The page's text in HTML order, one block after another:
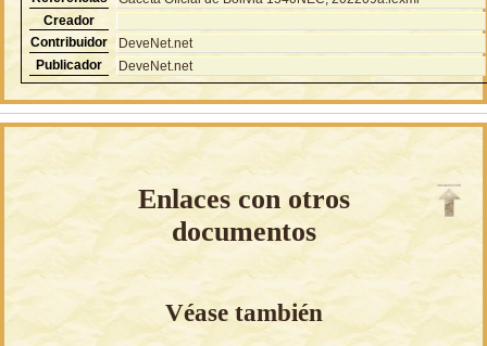
Creador
Contribuidor
DeveNet.net
Publicador
DeveNet.net
Enlaces con otros
documentos
Véase también